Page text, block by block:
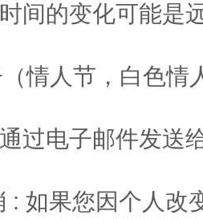
间的变化可能是
情人节，白色情
过电子邮件发送
: 如果您因个人改